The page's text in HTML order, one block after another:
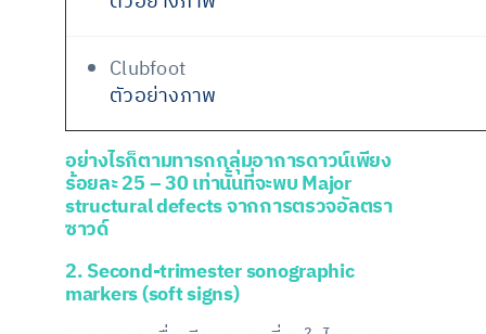
Clubfoot
ตัวอย่างภาพ
อย่างไรก็ตามทารกกลุ่มอาการดาวน์เพียง
ร้อยละ 25 – 30 เท่านั้นที่จะพบ Major
structural defects จากการตรวจอัลตรา
ซาวด์
2. Second-trimester sonographic
markers (soft signs)